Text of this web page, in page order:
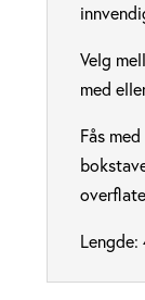
Velg
med
Fås
Lengde: